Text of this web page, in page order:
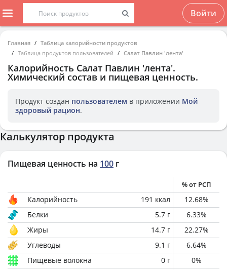
Войти
Главная
Таблица калорийности продуктов
Таблица продуктов пользователей
Салат Павлин 'лента'
Калорийность Салат Павлин 'лента'.
Химический состав и пищевая ценность.
Продукт создан пользователем в приложении Мой
здоровый рацион.
Калькулятор продукта
Пищевая ценность на 100 г
% от РСП
Калорийность 191 ккал 12.68%
Белки
5.7 г 6.33%
Жиры
14.7 г 22.27%
Углеводы
9.1 г 6.64%
Пищевые волокна
0 г 0%